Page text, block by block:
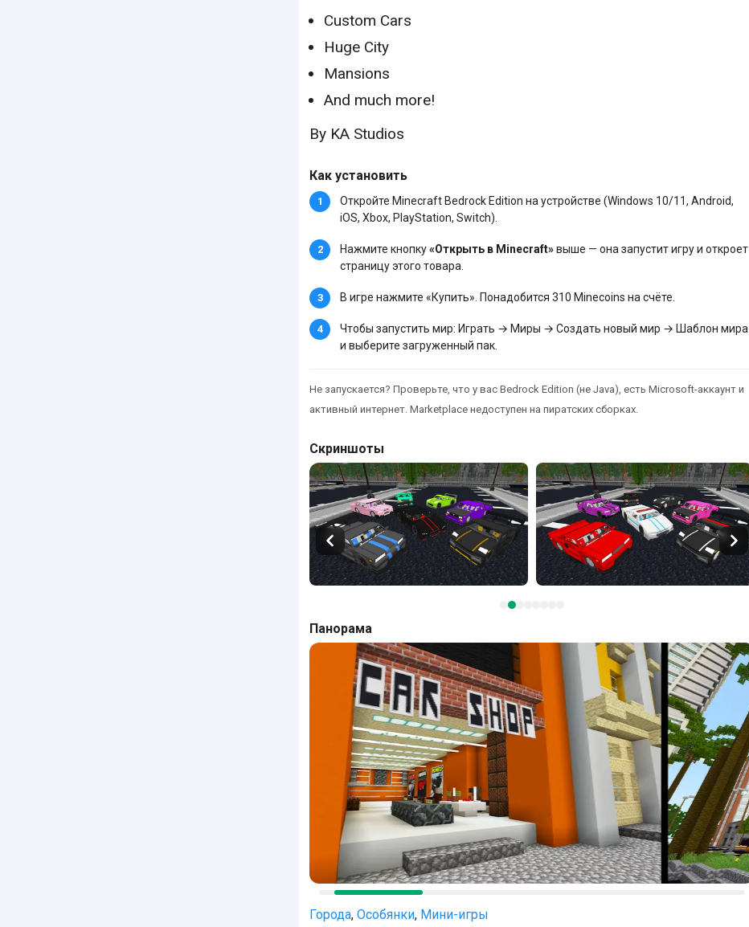
Custom Cars
Huge City
Mansions
And much more!
By KA Studios
Как установить
Откройте Minecraft Bedrock Edition на устройстве (Windows 10/11, Android,
iOS, Xbox, PlayStation, Switch).
Нажмите кнопку«Открыть в Minecraft»выше — она запустит игру и откроет
страницу этого товара.
В игре нажмите «Купить». Понадобится 310 Minecoins на счёте.
Чтобы запустить мир: Играть → Миры → Создать новый мир → Шаблон мира
и выберите загруженный пак.
Не запускается? Проверьте, что у вас Bedrock Edition (не Java), есть Microsoft-аккаунт и
активный интернет. Marketplace недоступен на пиратских сборках.
Скриншоты
Панорама
Города, Особянки, Мини-игры